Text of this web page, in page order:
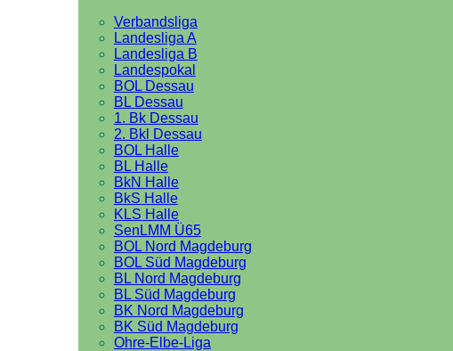
Verbandsliga
Landesliga A
Landesliga B
Landespokal
BOL Dessau
BL Dessau
1. Bk Dessau
2. Bkl Dessau
BOL Halle
BL Halle
BkN Halle
BkS Halle
KLS Halle
SenLMM Ü65
BOL Nord Magdeburg
BOL Süd Magdeburg
BL Nord Magdeburg
BL Süd Magdeburg
BK Nord Magdeburg
BK Süd Magdeburg
Ohre-Elbe-Liga